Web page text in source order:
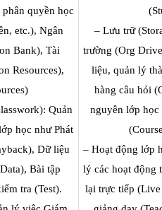
quyền học
etc.), Ngân
Bank), Tài
Resources),
Quản
học như Phát
Dữ liệu
Bài tập
tra (Test).
– Lưu trữ
trường (Org
liệu, quản lý
hàng câu hỏi
nguyên lớp học
– Hoạt động lớp
lý các hoạt động
lại trực tiếp